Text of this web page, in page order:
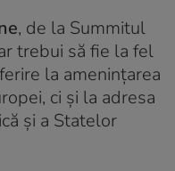
, de la Summitul
trebui să fie la fel
la amenințarea
ci și la adresa
și a Statelor